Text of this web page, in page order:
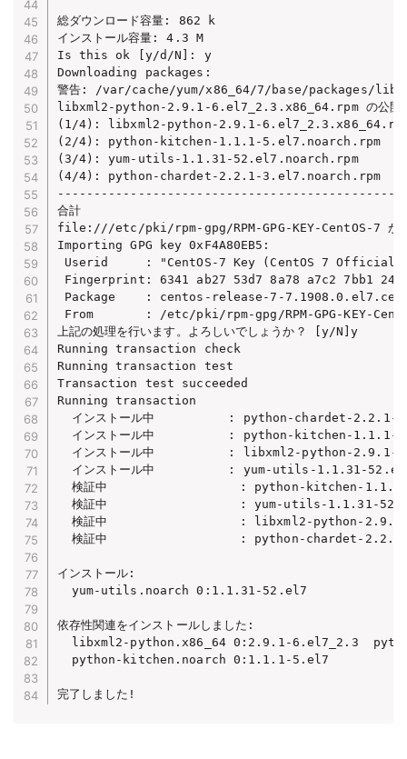
総ダウンロード容量: 862 k
インストール容量: 4.3 M
Is this ok [y/d/N]: y
Downloading packages:
警告: /var/cache/yum/x86_64/7/base/packages/
libxml2-python-2.9.1-6.el7_2.3.x86_64.rpm の公開鍵が
(1/4): libxml2-python-2.9.1-
(2/4): python-kitchen-1.1.1-
(3/4): yum-utils-1.1.31-52.el7.noarch.rpm
(4/4): python-chardet-2.2.1-
合計
file:///etc/pki/rpm-gpg/RPM-GPG-KEY-CentOS-7 から
Importing GPG key 0xF4A80EB5:
Userid     : "CentOS-7 Key (CentOS 7 Official
Fingerprint: 6341 ab27 53d7 8a78 a7c2 7bb1
Package    : centos-release-7-
From       : /etc/pki/rpm-gpg/RPM-GPG-KEY-
上記の処理を行います。よろしいでしょうか？ [y/N]y
Running transaction check
Running transaction test
Transaction test succeeded
Running transaction
インストール中          : python-chardet-
インストール中          : python-kitchen-
インストール中          : libxml2-python-
インストール中          : yum-utils-1.1.31-
検証中                  : python-kitchen-
検証中                  : yum-utils-1.1.31-
検証中                  : libxml2-python-
検証中                  : python-chardet-
インストール:
  yum-utils.noarch 0:1.1.31-52.el7
依存性関連をインストールしました:
libxml2-python.x86_64 0:2.9.1-6.el7_2.3
  python-kitchen.noarch 0:1.1.1-5.el7
完了しました!